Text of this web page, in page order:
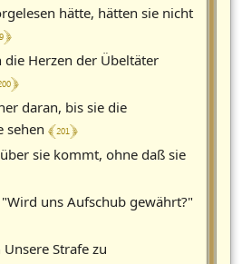
hätte, hätten sie nicht
﴾
Herzen der Übeltäter
﴾
daran, bis sie die
sehen ﴾ 201 ﴿
sie kommt, ohne daß sie
uns Aufschub gewährt?"
Strafe zu